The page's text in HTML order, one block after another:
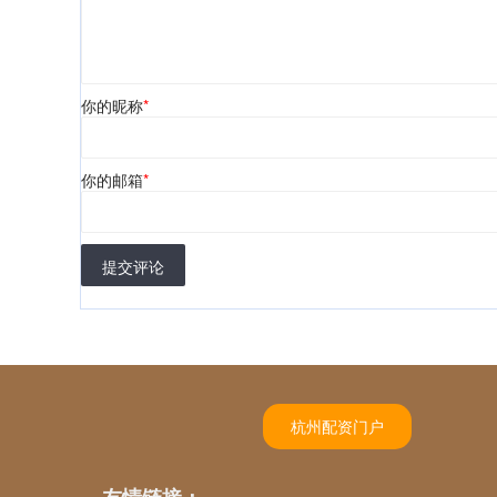
你的昵称*
你的邮箱*
提交评论
杭州配资门户